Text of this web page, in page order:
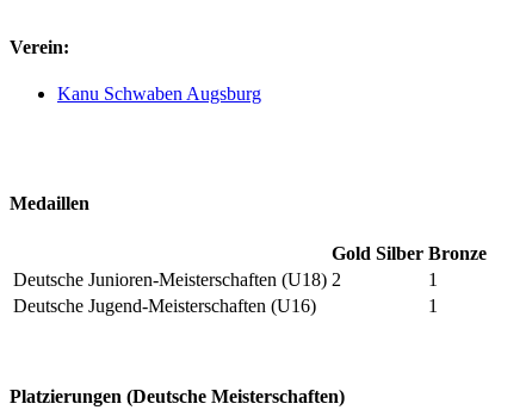
Verein:
Kanu Schwaben Augsburg
Medaillen
Gold Silber Bronze
Deutsche Junioren-Meisterschaften (U18) 2
1
Deutsche Jugend-Meisterschaften (U16)
1
Platzierungen (Deutsche Meisterschaften)